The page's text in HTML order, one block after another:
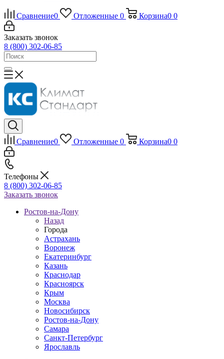
Сравнение0 Отложенные 0 Корзина0 0
Заказать звонок
8 (800) 302-06-85
Сравнение0 Отложенные 0 Корзина0 0
Телефоны
8 (800) 302-06-85
Заказать звонок
Ростов-на-Дону
Назад
Города
Астрахань
Воронеж
Екатеринбург
Казань
Краснодар
Красноярск
Крым
Москва
Новосибирск
Ростов-на-Дону
Самара
Санкт-Петербург
Ярославль